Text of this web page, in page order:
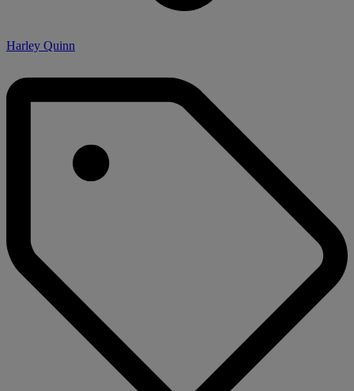
Harley Quinn